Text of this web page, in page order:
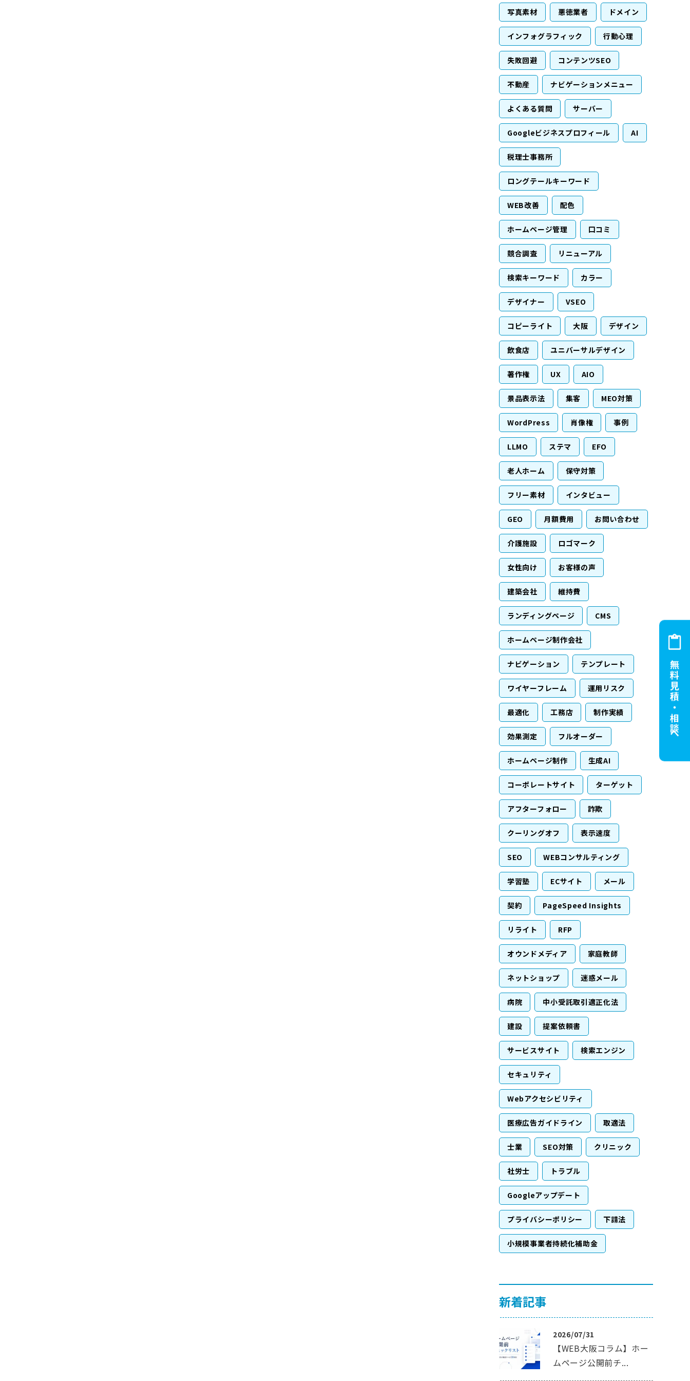
写真素材 悪徳業者 ドメイン
インフォグラフィック 行動心理
失敗回避 コンテンツSEO
不動産 ナビゲーションメニュー
よくある質問 サーバー
Googleビジネスプロフィール AI
税理士事務所
ロングテールキーワード
WEB改善 配色
ホームページ管理 口コミ
競合調査 リニューアル
検索キーワード カラー
デザイナー VSEO
コピーライト 大阪 デザイン
飲食店 ユニバーサルデザイン
著作権 UX AIO
景品表示法 集客 MEO対策
WordPress 肖像権 事例
LLMO ステマ EFO
老人ホーム 保守対策
フリー素材 インタビュー
GEO 月額費用 お問い合わせ
介護施設 ロゴマーク
女性向け お客様の声
建築会社 維持費
ランディングページ CMS
ホームページ制作会社
ナビゲーション テンプレート
ワイヤーフレーム 運用リスク
最適化 工務店 制作実績
効果測定 フルオーダー
ホームページ制作 生成AI
コーポレートサイト ターゲット
アフターフォロー 詐欺
クーリングオフ 表示速度
SEO WEBコンサルティング
学習塾 ECサイト メール
契約 PageSpeed Insights
リライト RFP
オウンドメディア 家庭教師
ネットショップ 迷惑メール
病院 中小受託取引適正化法
建設 提案依頼書
サービスサイト 検索エンジン
セキュリティ
Webアクセシビリティ
医療広告ガイドライン 取適法
士業 SEO対策 クリニック
社労士 トラブル
Googleアップデート
プライバシーポリシー 下請法
小規模事業者持続化補助金
新着記事
2026/07/31
【WEB大阪コラム】ホー
ムページ公開前チ...
無料見積・相談へ